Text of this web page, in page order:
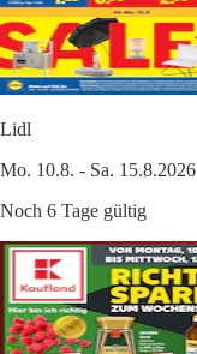
Lidl
Mo. 10.8. - Sa. 15.8.2026
Noch 6 Tage gültig